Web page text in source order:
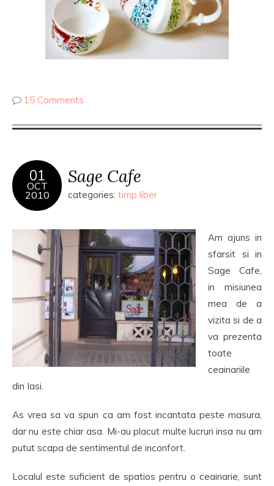
15 Comments
01
OCT
2010
Sage Cafe
categories: timp liber
Am ajuns in
sfarsit si in
Sage Cafe,
in misiunea
mea de a
vizita si de a
va prezenta
toate
ceainariile
din Iasi.
As vrea sa va spun ca am fost incantata peste masura,
dar nu este chiar asa. Mi-au placut multe lucruri insa nu am
putut scapa de sentimentul de inconfort.
Localul este suficient de spatios pentru o ceainarie, sunt